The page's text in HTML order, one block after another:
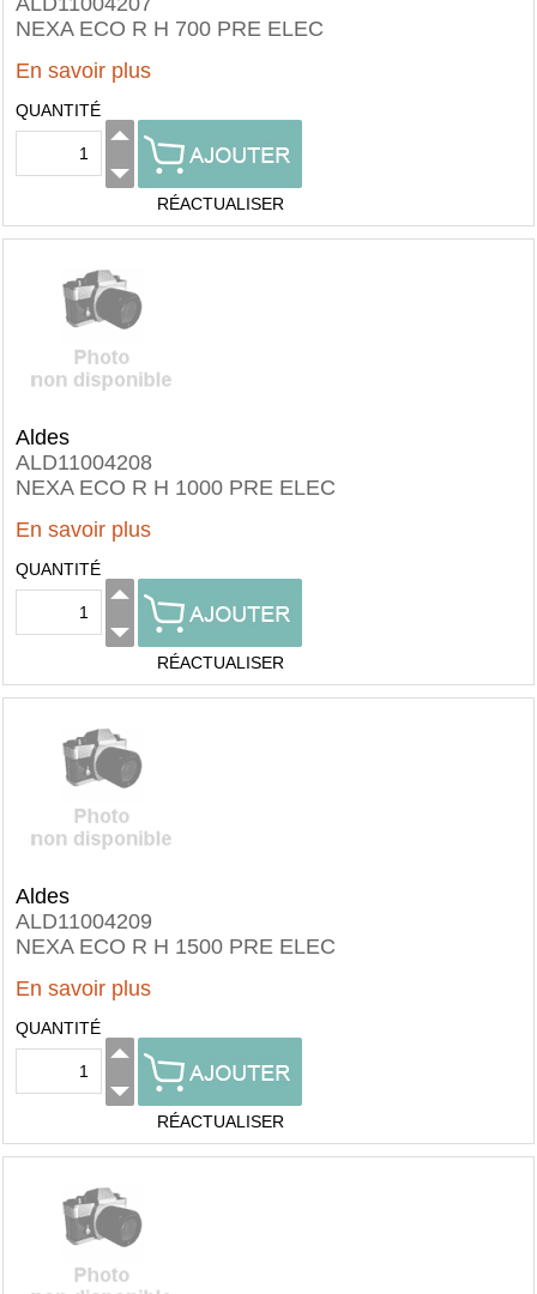
NEXA ECO R H 700 PRE ELEC
En savoir plus
QUANTITÉ
RÉACTUALISER
Aldes
ALD11004208
NEXA ECO R H 1000 PRE ELEC
En savoir plus
QUANTITÉ
RÉACTUALISER
Aldes
ALD11004209
NEXA ECO R H 1500 PRE ELEC
En savoir plus
QUANTITÉ
RÉACTUALISER